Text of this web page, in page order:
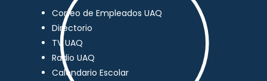
Correo de Empleados UAQ
Directorio
TV UAQ
Radio UAQ
Calendario Escolar